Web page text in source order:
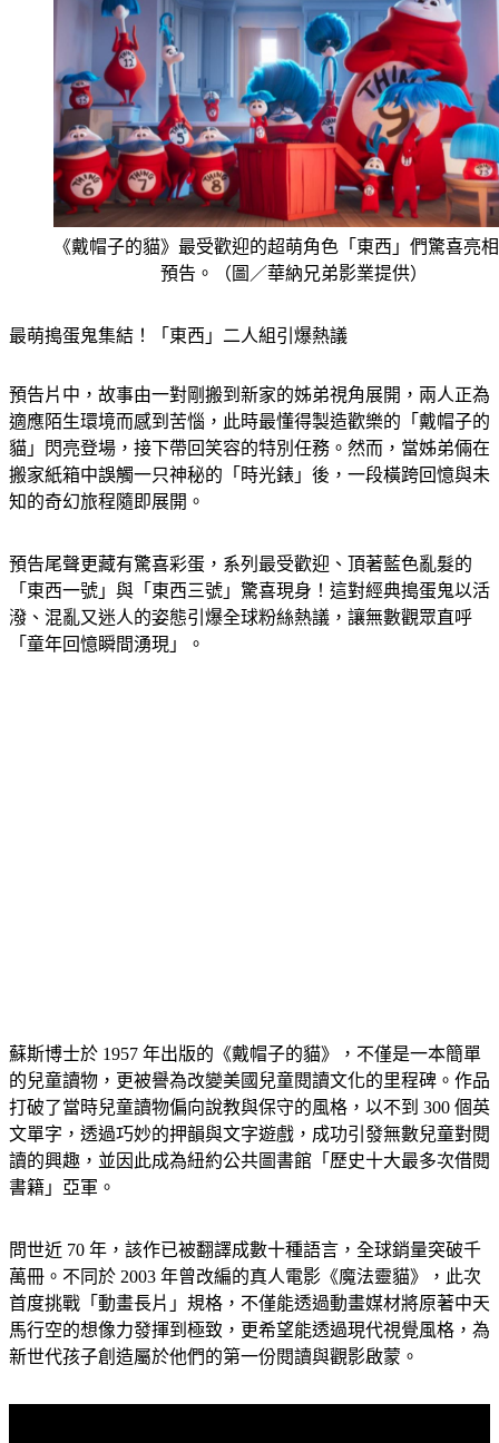
《戴帽子的貓》最受歡迎的超萌角色「東西」們驚喜亮
預告片中，故事由一對剛搬到新家的姊弟視角展開，兩人正為
適應陌生環境而感到苦惱，此時最懂得製造歡樂的「戴帽子的
貓」閃亮登場，接下帶回笑容的特別任務。然而，當姊弟倆在
搬家紙箱中誤觸一只神秘的「時光錶」後，一段橫跨回憶與未
預告尾聲更藏有驚喜彩蛋，系列最受歡迎、頂著藍色亂髮的
「東西一號」與「東西三號」驚喜現身！這對經典搗蛋鬼以活
潑、混亂又迷人的姿態引爆全球粉絲熱議，讓無數觀眾直呼
蘇斯博士於 1957 年出版的《戴帽子的貓》，不僅是一本簡單
的兒童讀物，更被譽為改變美國兒童閱讀文化的里程碑。作品
打破了當時兒童讀物偏向說教與保守的風格，以不到 300 個英
文單字，透過巧妙的押韻與文字遊戲，成功引發無數兒童對閱
讀的興趣，並因此成為紐約公共圖書館「歷史十大最多次借閱
問世近 70 年，該作已被翻譯成數十種語言，全球銷量突破千
萬冊。不同於 2003 年曾改編的真人電影《魔法靈貓》，此次
首度挑戰「動畫長片」規格，不僅能透過動畫媒材將原著中天
馬行空的想像力發揮到極致，更希望能透過現代視覺風格，為